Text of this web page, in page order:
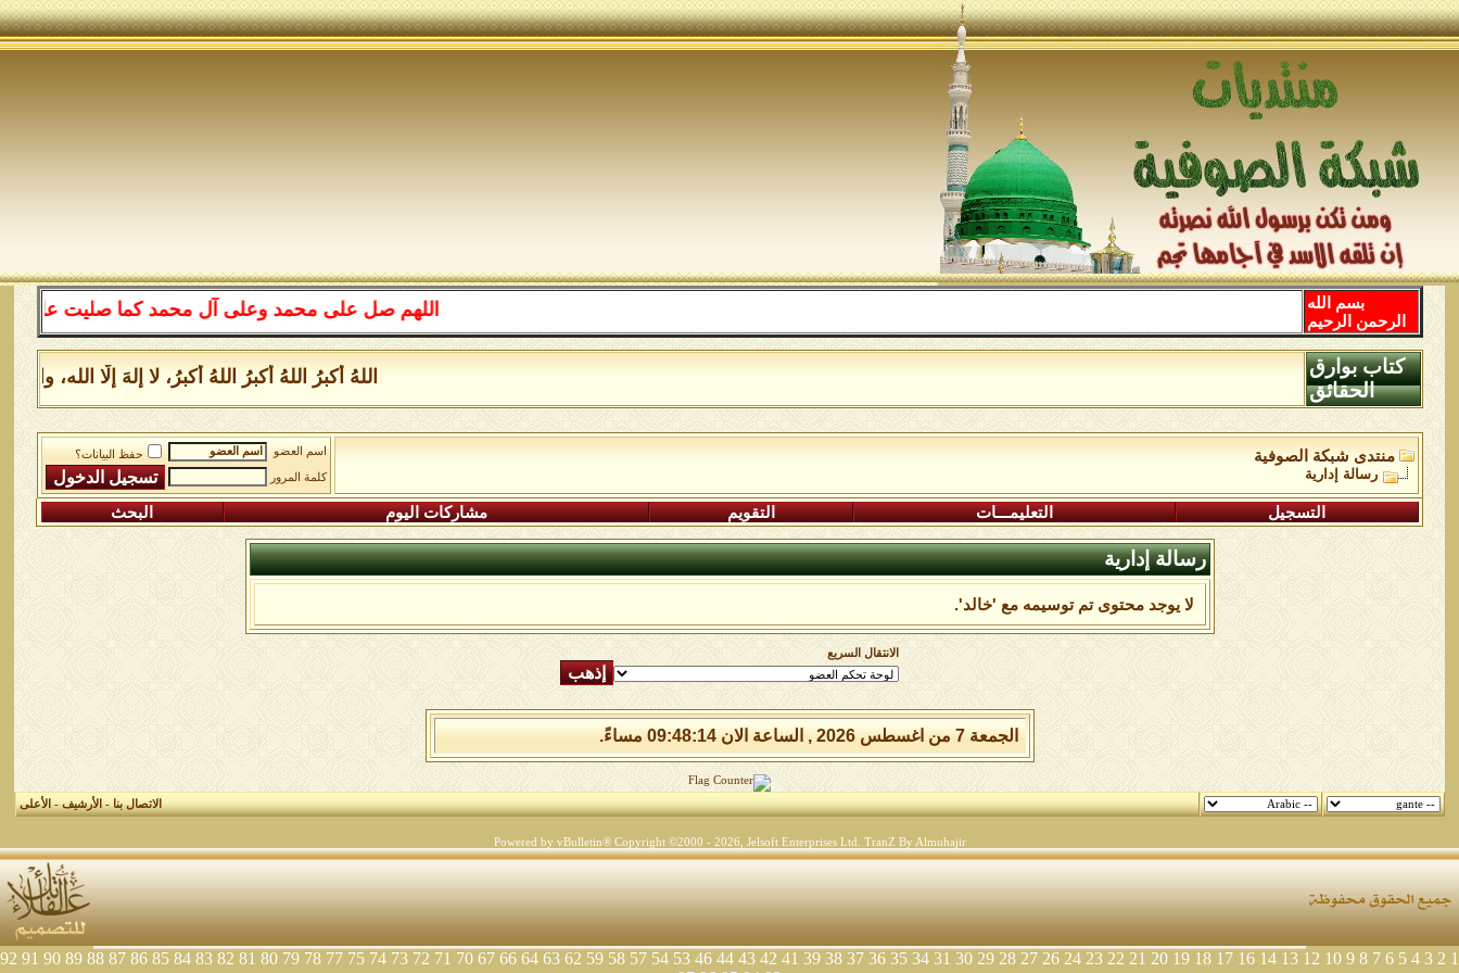
اللهم صل على محمد وعلى آل محمد كما صليت على
بسم الله
الرحمن الرحيم
اللهُ أكبرُ اللهُ أكبرُ اللهُ أكبرُ، لا إلهَ إلَّا الله،
كتاب بوارق
الحقائق
منتدى شبكة الصوفية
رسالة إدارية
اسم العضو
حفظ البيانات؟
كلمة المرور
التسجيل التعليمـــات التقويم مشاركات اليوم البحث
رسالة إدارية
لا يوجد محتوى تم توسيمه مع 'خالد'.
الانتقال السريع
الجمعة 7 من اغسطس 2026 , الساعة الان 09:48:14 مساءً.
الاتصال بنا-الأرشيف-الأعلى
Powered by vBulletin® Copyright ©2000 - 2026, Jelsoft Enterprises Ltd. TranZ By Almuhajir
1
2
3
4
5
6
7
8
9
10
12
13
14
16
17
18
19
20
21
22
23
24
26
27
28
29
30
31
34
35
36
37
38
39
41
42
43
44
46
53
54
57
58
59
62
63
64
66
67
70
71
72
73
74
75
77
78
79
80
81
82
83
84
85
86
87
88
89
90
91
92